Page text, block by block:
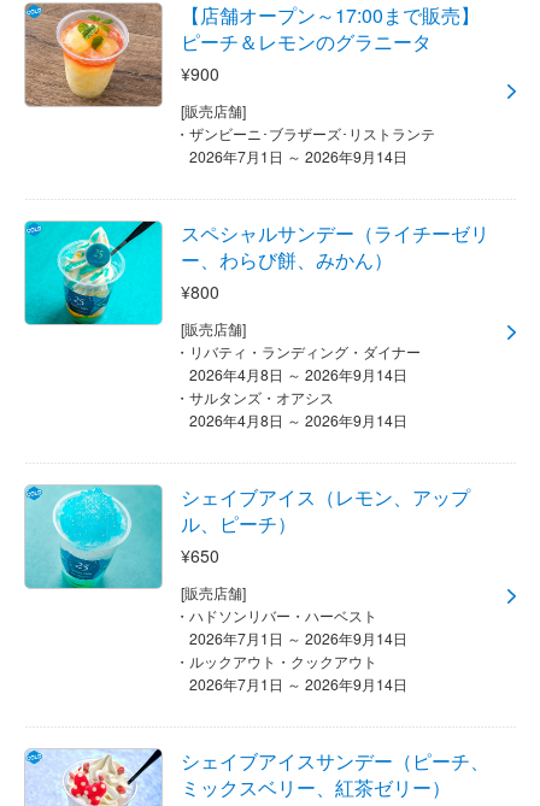
【店舗オープン～17:00まで販売】
ピーチ＆レモンのグラニータ
¥900
[販売店舗]
ザンビーニ･ブラザーズ･リストランテ
2026年7月1日 ～ 2026年9月14日
スペシャルサンデー（ライチーゼリ
ー、わらび餅、みかん）
¥800
[販売店舗]
リバティ・ランディング・ダイナー
2026年4月8日 ～ 2026年9月14日
サルタンズ・オアシス
2026年4月8日 ～ 2026年9月14日
シェイブアイス（レモン、アップ
ル、ピーチ）
¥650
[販売店舗]
ハドソンリバー・ハーベスト
2026年7月1日 ～ 2026年9月14日
ルックアウト・クックアウト
2026年7月1日 ～ 2026年9月14日
シェイブアイスサンデー（ピーチ、
ミックスベリー、紅茶ゼリー）